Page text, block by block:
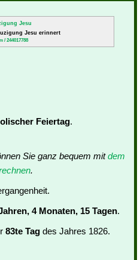
Jesu erinnert
/ 244017788
Feiertag.
Sie ganz bequem mitdem
.
4 Monaten, 15 Tagen.
83te Tag des Jahres 1826.